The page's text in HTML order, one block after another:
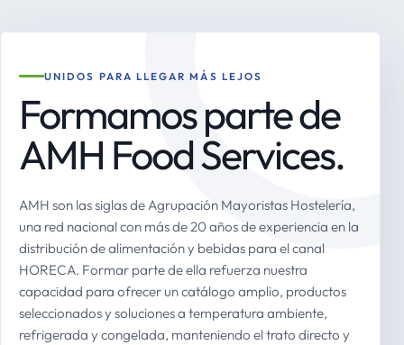
UNIDOS PARA LLEGAR MÁS LEJOS
Formamos parte de
AMH Food Services.
AMH son las siglas de Agrupación Mayoristas Hostelería,
una red nacional con más de 20 años de experiencia en la
distribución de alimentación y bebidas para el canal
HORECA. Formar parte de ella refuerza nuestra
capacidad para ofrecer un catálogo amplio, productos
seleccionados y soluciones a temperatura ambiente,
refrigerada y congelada, manteniendo el trato directo y